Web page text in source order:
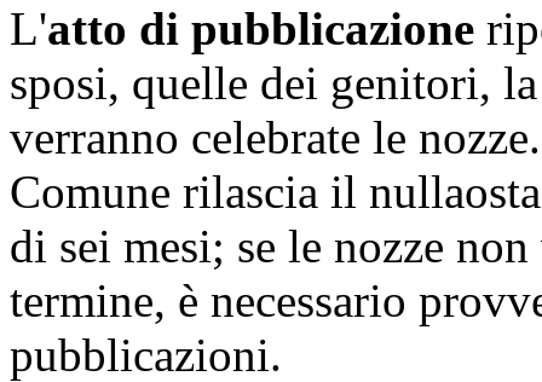
L'atto di pubblicazione
sposi, quelle dei genitori,
verranno celebrate le
Comune rilascia il
di sei mesi; se le nozze
termine, è necessario
pubblicazioni.